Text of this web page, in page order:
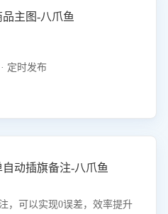
主图-八爪鱼
定时发布
动插旗备注-八爪鱼
，可以实现0误差，效率提升